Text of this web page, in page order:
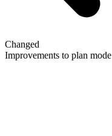
Changed
Improvements to plan mode